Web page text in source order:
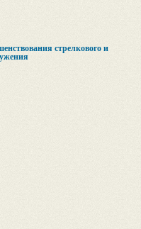
стрелкового и